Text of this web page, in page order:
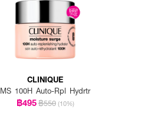
CLINIQUE
MS 100H Auto-Rpl Hydrtr
฿495฿550 (10%)